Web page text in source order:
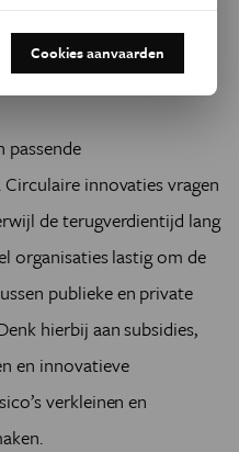
door mensen goed te
draagvlak voor deze
innovaties vragen
de terugverdientijd lang
organisaties lastig om de
publieke en private
hierbij aan subsidies,
en innovatieve
verkleinen en
Cookies aanvaarden